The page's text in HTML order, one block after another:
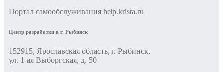
Портал самообслуживания help.krista.ru
Центр разработки в г. Рыбинск
152915, Ярославская область, г. Рыбинск,
ул. 1-ая Выборгская, д. 50